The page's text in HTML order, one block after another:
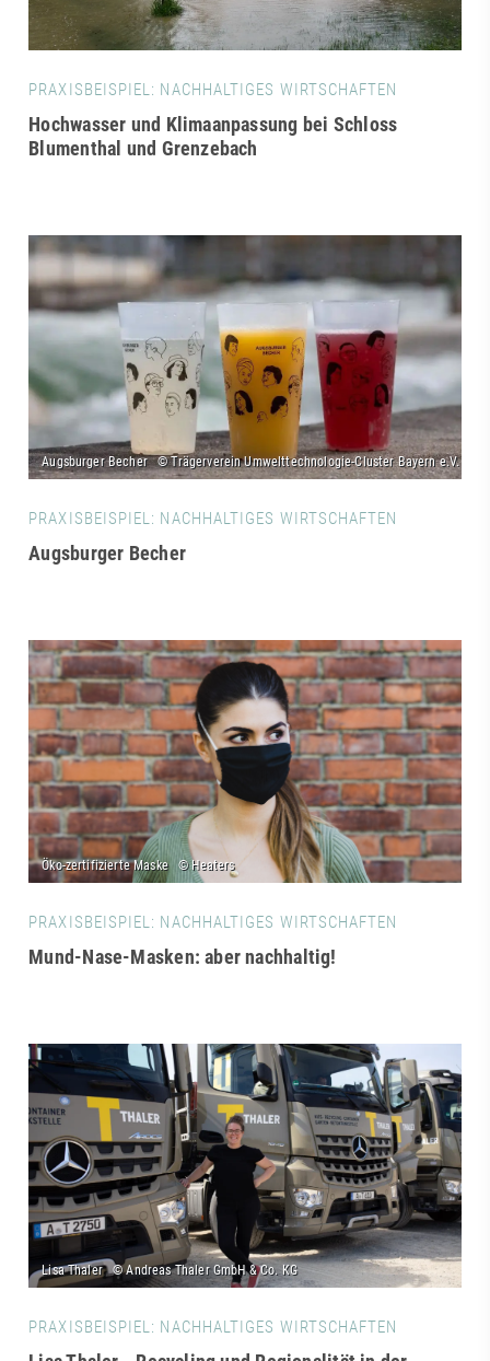
PRAXISBEISPIEL: NACHHALTIGES WIRTSCHAFTEN
Hochwasser und Klimaanpassung bei Schloss
Blumenthal und Grenzebach
PRAXISBEISPIEL: NACHHALTIGES WIRTSCHAFTEN
Augsburger Becher
PRAXISBEISPIEL: NACHHALTIGES WIRTSCHAFTEN
Mund-Nase-Masken: aber nachhaltig!
PRAXISBEISPIEL: NACHHALTIGES WIRTSCHAFTEN